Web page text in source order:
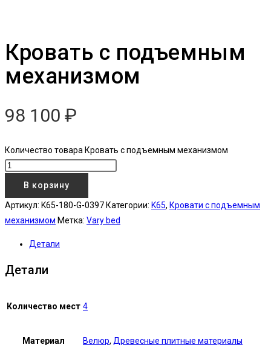
Кровать с подъемным
механизмом
98 100 ₽
Количество товара Кровать с подъемным механизмом
В корзину
Артикул: K65-180-G-0397 Категории: K65, Кровати с подъемным
механизмом Метка: Vary bed
Детали
Детали
Количество мест 4
Материал Велюр, Древесные плитные материалы